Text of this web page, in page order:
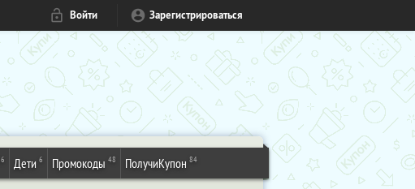
Войти Зарегистрироваться
Дети 6 Промокоды 48 ПолучиКупон 84